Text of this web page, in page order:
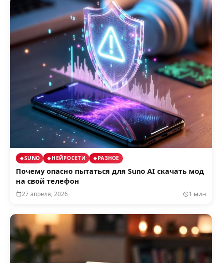
SUNO НЕЙРОСЕТИ РАЗНОЕ
Почему опасно пытаться для Suno AI скачать мод
на свой телефон
27 апреля, 2026 1 мин